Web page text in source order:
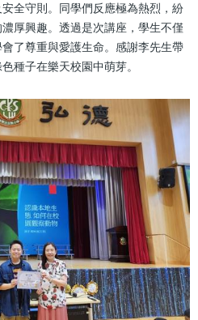
全守則。同學們反應極為熱烈，紛
厚興趣。透過是次講座，學生不僅
了尊重與愛護生命。感謝李先生帶
種子在樂天校園中萌芽。